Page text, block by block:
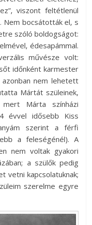
viszont feltétlenül
Nem bocsátották el, s
szóló boldogságot:
édesapámmal.
művésze volt:
időnként karmester
nem lehetett
Mártát szüleinek,
Márta színházi
évvel idősebb Kiss
szerint a férfi
a feleségénél). A
nem voltak gyakori
a szülők pedig
vetni kapcsolatuknak;
szerelme egyre